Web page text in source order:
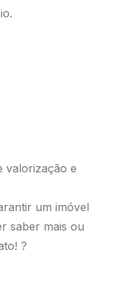
valorização e
um imóvel
saber mais ou
?